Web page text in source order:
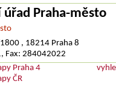
Praha-město
, 18214 Praha 8
Fax: 284042022
Praha 4
ČR